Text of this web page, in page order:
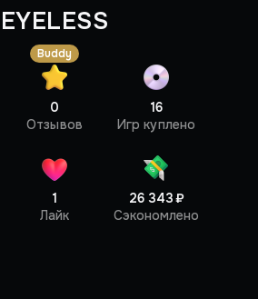
EYELESS
Buddy
0
Отзывов
16
Игр куплено
1
Лайк
26 343 ₽
Сэкономлено